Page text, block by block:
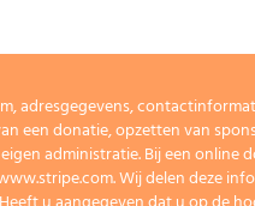
adresgegevens,
een donatie, opzetten van
administratie. Bij een online
Wij delen deze